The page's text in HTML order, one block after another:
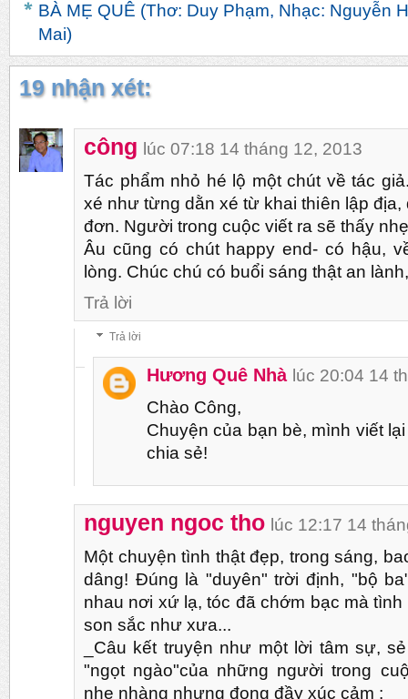
BÀ MẸ QUÊ (Thơ: Duy Phạm, Nhạc: Nguyễn
Mai)
19 nhận xét:
công lúc 07:18 14 tháng 12, 2013
Tác phẩm nhỏ hé lộ một chút về tác
xé như từng dằn xé từ khai thiên lập
đơn. Người trong cuộc viết ra sẽ thấy
Âu cũng có chút happy end- có hậu,
lòng. Chúc chú có buổi sáng thật an
Trả lời
Trả lời
Hương Quê Nhà lúc 20:04 14
Chào Công,
Chuyện của bạn bè, mình viết
chia sẻ!
nguyen ngoc tho lúc 12:17 14
Một chuyện tình thật đẹp, trong sáng,
dâng! Đúng là "duyên" trời định, "bộ
nhau nơi xứ lạ, tóc đã chớm bạc mà
son sắc như xưa...
_Câu kết truyện như một lời tâm sự,
"ngọt ngào"của những người trong
nhẹ nhàng nhưng đọng đầy xúc cảm :